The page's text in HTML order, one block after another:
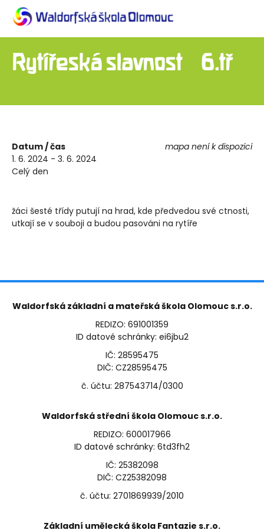
Rytířeská slavnost – 6.tř
mapa není k dispozici
Datum / čas
1. 6. 2024 - 3. 6. 2024
Celý den
žáci šesté třídy putují na hrad, kde předvedou své ctnosti,
utkají se v souboji a budou pasováni na rytíře
Waldorfská základní a mateřská škola Olomouc s.r.o.
REDIZO: 691001359
ID datové schránky: ei6jbu2
IČ: 28595475
DIČ: CZ28595475
č. účtu: 287543714/0300
Waldorfská střední škola Olomouc s.r.o.
REDIZO: 600017966
ID datové schránky: 6td3fh2
IČ: 25382098
DIČ: CZ25382098
č. účtu: 2701869939/2010
Základní umělecká škola Fantazie s.r.o.